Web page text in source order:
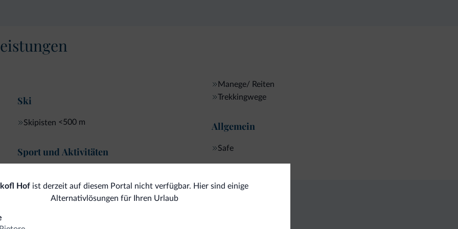
Ski
Skipisten <500 m
Sport und Aktivitäten
Manege/ Reiten
Trekkingwege
Allgemein
Safe
Hofist derzeit auf diesem Portal nicht verfügbar. Hier sind einige
Alternativlösungen für Ihren Urlaub